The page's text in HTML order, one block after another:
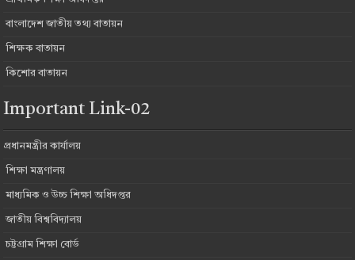
বাংলাদেশ জাতীয় তথ্য বাতায়ন
শিক্ষক বাতায়ন
কিশোর বাতায়ন
Important Link-02
প্রধানমন্ত্রীর কার্যালয়
শিক্ষা মন্ত্রণালয়
মাধ্যমিক ও উচ্চ শিক্ষা অধিদপ্তর
জাতীয় বিশ্ববিদ্যালয়
চট্টগ্রাম শিক্ষা বোর্ড